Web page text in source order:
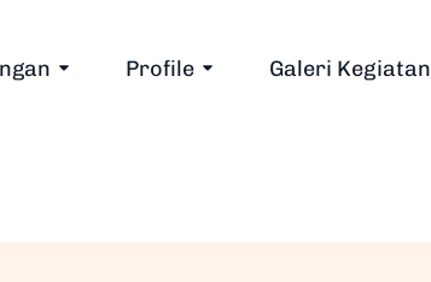
Profile Galeri Kegiatan